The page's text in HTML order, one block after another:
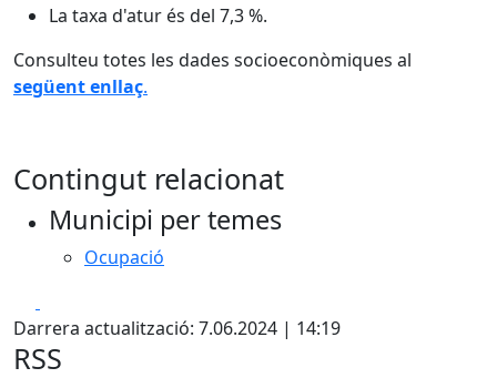
La taxa d'atur és del 7,3 %.
Consulteu totes les dades socioeconòmiques al
següent enllaç.
Contingut relacionat
Municipi per temes
Ocupació
Darrera actualització: 7.06.2024 | 14:19
RSS